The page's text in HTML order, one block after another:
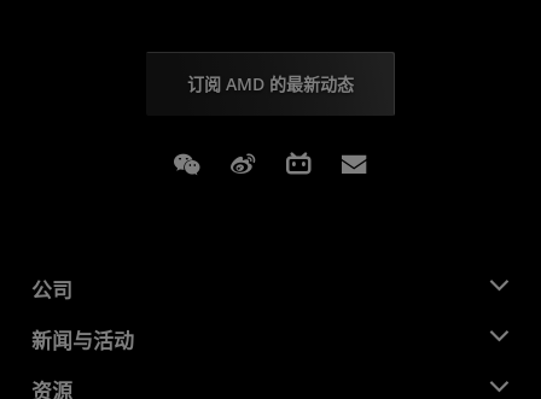
订阅 AMD 的最新动态
Weixin Weibo Bilibili
公司
关于 AMD
新闻与活动
新闻中心
资源